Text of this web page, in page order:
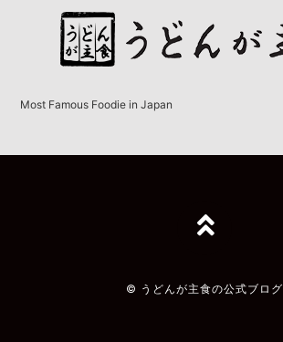
Most Famous Foodie in Japan
TOPへ
© うどんが主食の公式ブログ